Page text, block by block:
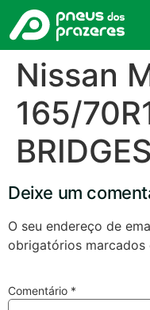
Nissan
165/
Deixe um
O seu endereço de
obrigatórios marcados
Comentário *
Encontre o
Válvulas TPMS